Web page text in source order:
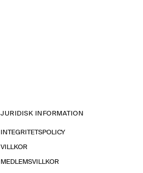
JURIDISK INFORMATION
INTEGRITETSPOLICY
VILLKOR
MEDLEMSVILLKOR